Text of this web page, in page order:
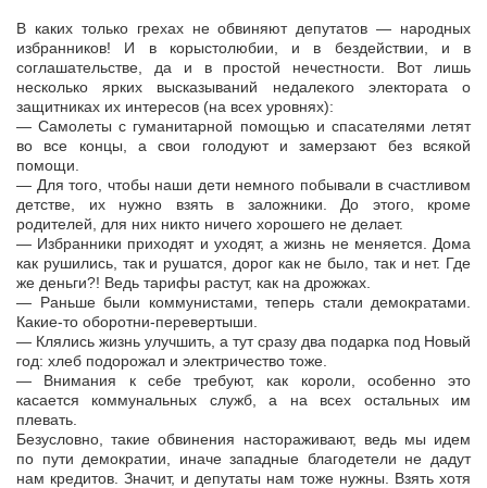
В каких только грехах не обвиняют депутатов — народных
избранников! И в корыстолюбии, и в бездействии, и в
соглашательстве, да и в простой нечестности. Вот лишь
несколько ярких высказываний недалекого электората о
защитниках их интересов (на всех уровнях):
— Самолеты с гуманитарной помощью и спасателями летят
во все концы, а свои голодуют и замерзают без всякой
помощи.
— Для того, чтобы наши дети немного побывали в счастливом
детстве, их нужно взять в заложники. До этого, кроме
родителей, для них никто ничего хорошего не делает.
— Избранники приходят и уходят, а жизнь не меняется. Дома
как рушились, так и рушатся, дорог как не было, так и нет. Где
же деньги?! Ведь тарифы растут, как на дрожжах.
— Раньше были коммунистами, теперь стали демократами.
Какие-то оборотни-перевертыши.
— Клялись жизнь улучшить, а тут сразу два подарка под Новый
год: хлеб подорожал и электричество тоже.
— Внимания к себе требуют, как короли, особенно это
касается коммунальных служб, а на всех остальных им
плевать.
Безусловно, такие обвинения настораживают, ведь мы идем
по пути демократии, иначе западные благодетели не дадут
нам кредитов. Значит, и депутаты нам тоже нужны. Взять хотя